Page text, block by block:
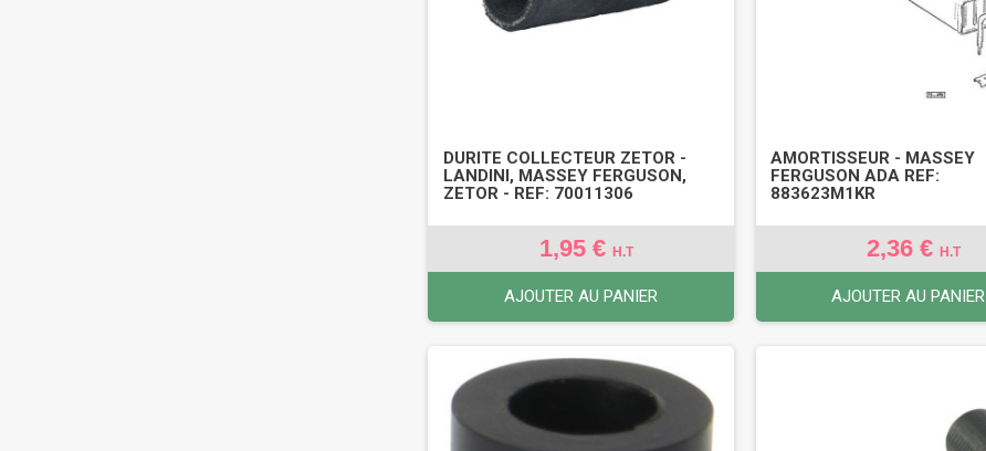
DURITE COLLECTEUR ZETOR -
LANDINI, MASSEY FERGUSON,
ZETOR - REF: 70011306
1,95 € H.T
AJOUTER AU PANIER
AMORTISSEUR - MASSEY
FERGUSON ADA REF:
883623M1KR
2,36 €H.T
AJOUTER AU PANIER